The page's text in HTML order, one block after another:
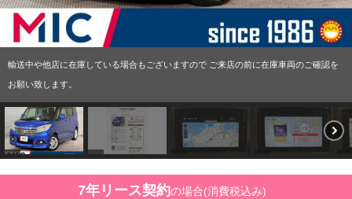
輸送中や他店に在庫している場合もございますので ご来店の前に在庫車両のご確認を
お願い致します。
7年リース契約の場合(消費税込み)